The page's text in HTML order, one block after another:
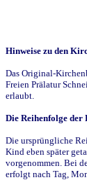
Hinweise zu den
Das Original-
Freien Prälatur
erlaubt.
Die Reihenfolge der
Die ursprüngliche
Kind eben später
vorgenommen. Bei
erfolgt nach Tag,